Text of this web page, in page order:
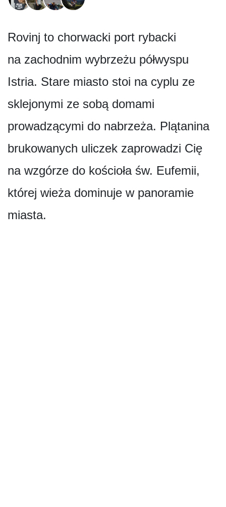
Rovinj to chorwacki port rybacki
na zachodnim wybrzeżu półwyspu
Istria. Stare miasto stoi na cyplu ze
sklejonymi ze sobą domami
prowadzącymi do nabrzeża. Plątanina
brukowanych uliczek zaprowadzi Cię
na wzgórze do kościoła św. Eufemii,
której wieża dominuje w panoramie
miasta.